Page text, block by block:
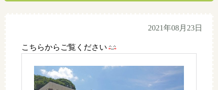
2021年08月23日
こちらからご覧ください